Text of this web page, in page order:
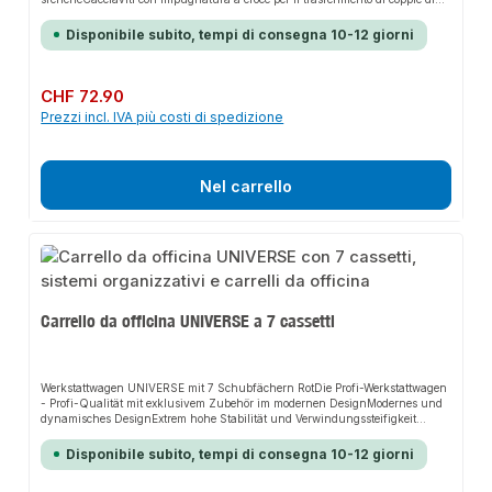
grazie all'impugnatura ergonomica a 2 componentiGambo corto per trasferire
coppie estremamente elevate grazie all'effetto leva del gambo lungoCon testa
pareteDisponibile su richiesta anche come inserto per carrello da officina e
come chiave singolaContenuto: 2 - 2,5 - 3 - 4 - 5 - 6 - 8 - 10 mm Incluso
supporto metallico per appoggiare e appendere
Disponibile subito, tempi di consegna 10-12 giorni
Prezzo normale:
CHF 72.90
Prezzi incl. IVA più costi di spedizione
Nel carrello
Carrello da officina UNIVERSE a 7 cassetti
Werkstattwagen UNIVERSE mit 7 Schubfächern RotDie Profi-Werkstattwagen
- Profi-Qualität mit exklusivem Zubehör im modernen DesignModernes und
dynamisches DesignExtrem hohe Stabilität und Verwindungssteifigkeit
650 kgVierstufiges SicherheitskonzeptHohe Arbeitssicherheit durch
Kippschutz: Nur ein Schubfach gleichzeitig ausziehbarSchubfach-
Disponibile subito, tempi di consegna 10-12 giorni